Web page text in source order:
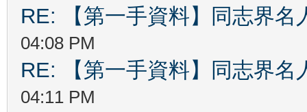
RE: 【第一手資料】同志界名
04:08 PM
RE: 【第一手資料】同志界名
04:11 PM